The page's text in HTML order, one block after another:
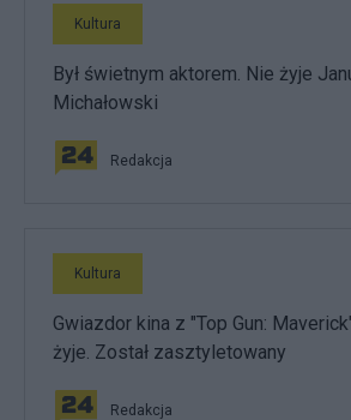
Kultura
Był świetnym aktorem. Nie żyje
Michałowski
Redakcja
Kultura
Gwiazdor kina z "Top Gun:
żyje. Został zasztyletowany
Redakcja